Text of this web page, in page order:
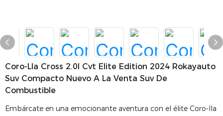
Coro-Lla Cross 2.0l Cvt Elite Edition 2024 Rokayauto
Suv Compacto Nuevo A La Venta Suv De
Combustible
Embárcate en una emocionante aventura con el élite Coro-lla